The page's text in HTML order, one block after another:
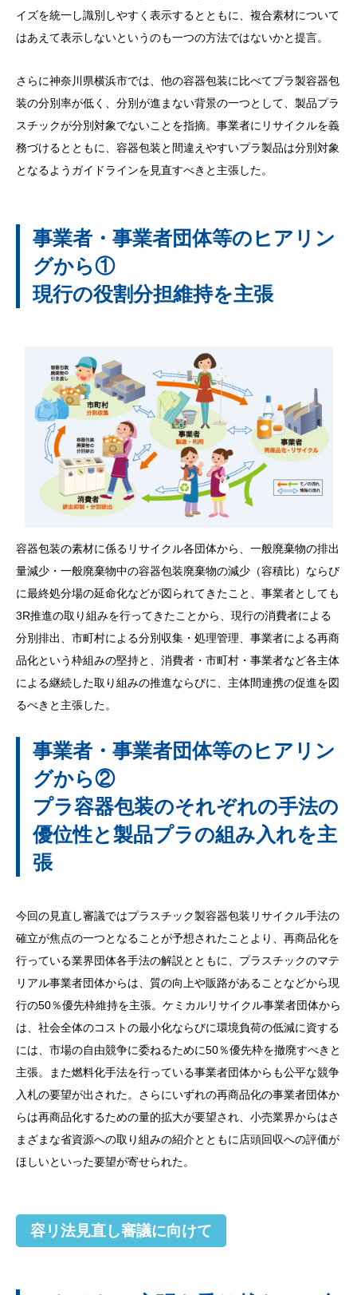
イズを統一し識別しやすく表示するとともに、複合素材について
はあえて表示しないというのも一つの方法ではないかと提言。
さらに神奈川県横浜市では、他の容器包装に比べてプラ製容器包
装の分別率が低く、分別が進まない背景の一つとして、製品プラ
スチックが分別対象でないことを指摘。事業者にリサイクルを義
務づけるとともに、容器包装と間違えやすいプラ製品は分別対象
となるようガイドラインを見直すべきと主張した。
事業者・事業者団体等のヒアリン
グから①
現行の役割分担維持を主張
容器包装の素材に係るリサイクル各団体から、一般廃棄物の排出
量減少・一般廃棄物中の容器包装廃棄物の減少（容積比）ならび
に最終処分場の延命化などが図られてきたこと、事業者としても
3R推進の取り組みを行ってきたことから、現行の消費者による
分別排出、市町村による分別収集・処理管理、事業者による再商
品化という枠組みの堅持と、消費者・市町村・事業者など各主体
による継続した取り組みの推進ならびに、主体間連携の促進を図
るべきと主張した。
事業者・事業者団体等のヒアリン
グから②
プラ容器包装のそれぞれの手法の
優位性と製品プラの組み入れを主
張
今回の見直し審議ではプラスチック製容器包装リサイクル手法の
確立が焦点の一つとなることが予想されたことより、再商品化を
行っている業界団体各手法の解説とともに、プラスチックのマテ
リアル事業者団体からは、質の向上や販路があることなどから現
行の50％優先枠維持を主張。ケミカルリサイクル事業者団体から
は、社会全体のコストの最小化ならびに環境負荷の低減に資する
には、市場の自由競争に委ねるために50％優先枠を撤廃すべきと
主張。また燃料化手法を行っている事業者団体からも公平な競争
入札の要望が出された。さらにいずれの再商品化の事業者団体か
らは再商品化するための量的拡大が要望され、小売業界からはさ
まざまな省資源への取り組みの紹介とともに店頭回収への評価が
ほしいといった要望が寄せられた。
容リ法見直し審議に向けて